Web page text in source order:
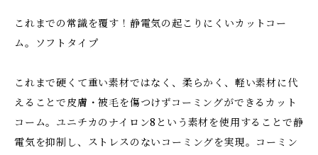
これまでの常識を覆す！静電気の起こりにくいカットコー
ム。ソフトタイプ
これまで硬くて重い素材ではなく、柔らかく、軽い素材に代
えることで皮膚・被毛を傷つけずコーミングができるカット
コーム。ユニチカのナイロン8という素材を使用することで静
電気を抑制し、ストレスのないコーミングを実現。コーミン